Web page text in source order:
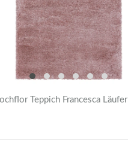
Teppich Francesca Läufer